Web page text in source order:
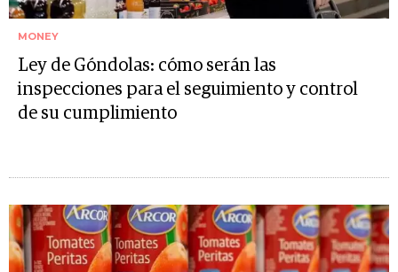
MONEY
Ley de Góndolas: cómo serán las
inspecciones para el seguimiento y control
de su cumplimiento